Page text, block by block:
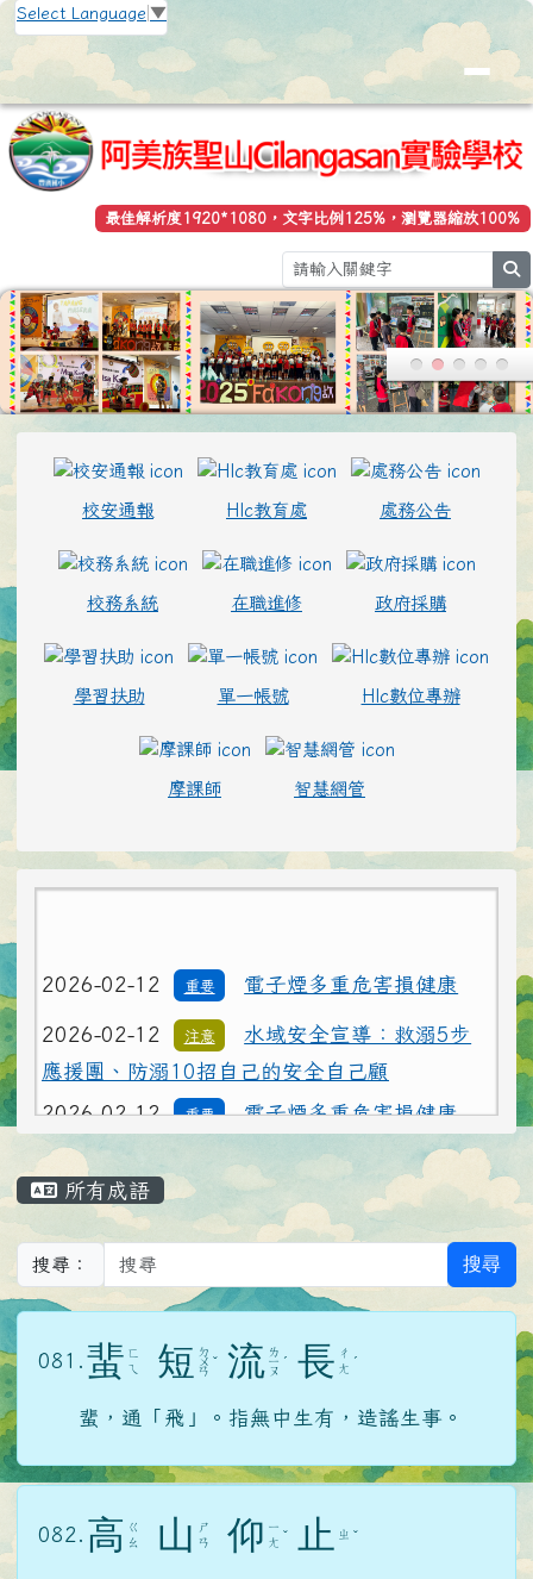
跳至主內容區
花蓮縣立豐濱國小全球資訊網
Select Language ▼
最佳解析度1920*1080，文字比例125%，瀏覽器縮放100%
校安通報 Hlc教育處 處務公告
校務系統 在職進修 政府採購
學習扶助 單一帳號 Hlc數位專辦
摩課師 智慧網管
應援團、防溺10招自己的安全自己顧
2026-02-12 電子煙多重危害損健康
2026-02-12 注意
水域安全宣導：救溺5步
應援團、防溺10招自己的安全自己顧
主內容區域
所有成語
搜尋： 搜尋
081. 蜚 ㄈ
ㄟ
短 ㄉ
ㄨ
ㄢ
ˇ 流 ㄌ
ㄧ
ㄡ
ˊ 長 ㄔ
ㄤ ˊ
蜚，通「飛」。指無中生有，造謠生事。
082. 高 ㄍ
ㄠ
山
ㄕ
ㄢ
仰 ㄧ
ㄤ ˇ 止 ㄓ ˇ
頁尾區域